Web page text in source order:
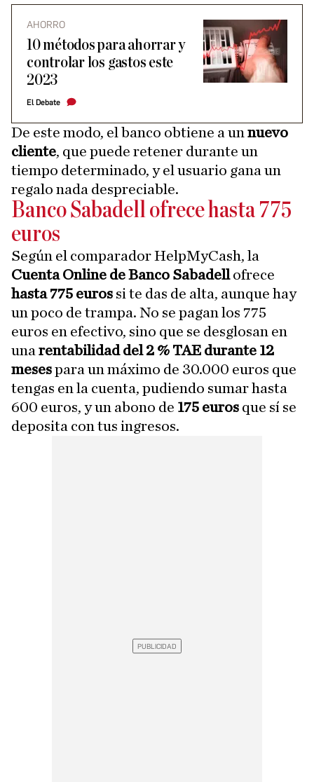
AHORRO
10 métodos para ahorrar y
controlar los gastos este
2023
El Debate
De este modo, el banco obtiene a un nuevo
cliente, que puede retener durante un
tiempo determinado, y el usuario gana un
regalo nada despreciable.
Banco Sabadell ofrece hasta 775
euros
Según el comparador HelpMyCash, la
Cuenta Online de Banco Sabadellofrece
hasta 775 euros si te das de alta, aunque hay
un poco de trampa. No se pagan los 775
euros en efectivo, sino que se desglosan en
una rentabilidad del 2 % TAE durante 12
mesespara un máximo de 30.000 euros que
tengas en la cuenta, pudiendo sumar hasta
600 euros, y un abono de 175 euros que sí se
deposita con tus ingresos.